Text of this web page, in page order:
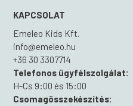
KAPCSOLAT
Emeleo Kids Kft.
info@emeleo.hu
+36 30 3307714
Telefonos ügyfélszolgálat:
H-Cs 9:00 és 15:00
Csomagösszekészítés: